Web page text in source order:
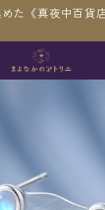
た《真夜中百貨